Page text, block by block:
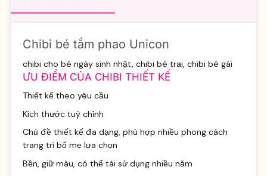
Chibi bé tắm phao Unicon
chibi cho bé ngày sinh nhật, chibi bé trai, chibi bé gái
ƯU ĐIỂM CỦA CHIBI THIẾT KẾ
Thiết kế theo yêu cầu
Kích thước tuỳ chỉnh
Chủ đề thiết kế đa dạng, phù hợp nhiều phong cách
trang trí bố mẹ lựa chọn
Bền, giữ màu, có thể tái sử dụng nhiều năm